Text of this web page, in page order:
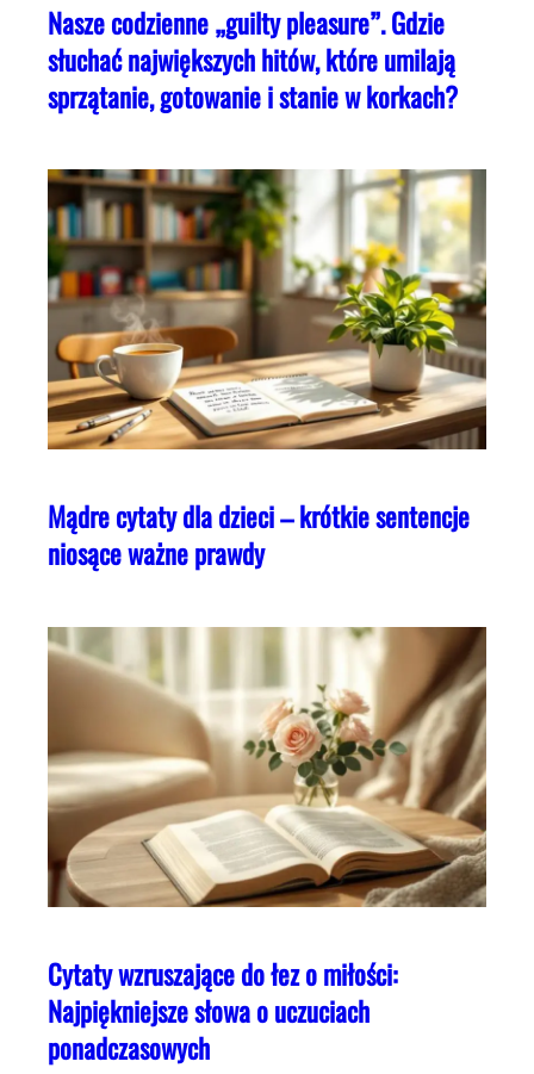
Nasze codzienne „guilty pleasure”. Gdzie
słuchać największych hitów, które umilają
sprzątanie, gotowanie i stanie w korkach?
Mądre cytaty dla dzieci – krótkie sentencje
niosące ważne prawdy
Cytaty wzruszające do łez o miłości:
Najpiękniejsze słowa o uczuciach
ponadczasowych